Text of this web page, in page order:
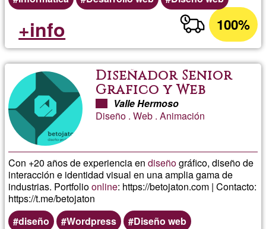
100%
+info
Diseñador Senior
Grafico y Web
Valle Hermoso
Diseño . Web . Animación
Con +20 años de experiencia endiseñográfico, diseño de
interacción e identidad visual en una amplia gama de
industrias. Portfolioonline: https://betojaton.com | Contacto:
https://t.me/betojaton
diseño
Wordpress
Diseño web